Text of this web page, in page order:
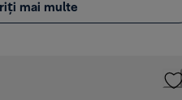
mai multe